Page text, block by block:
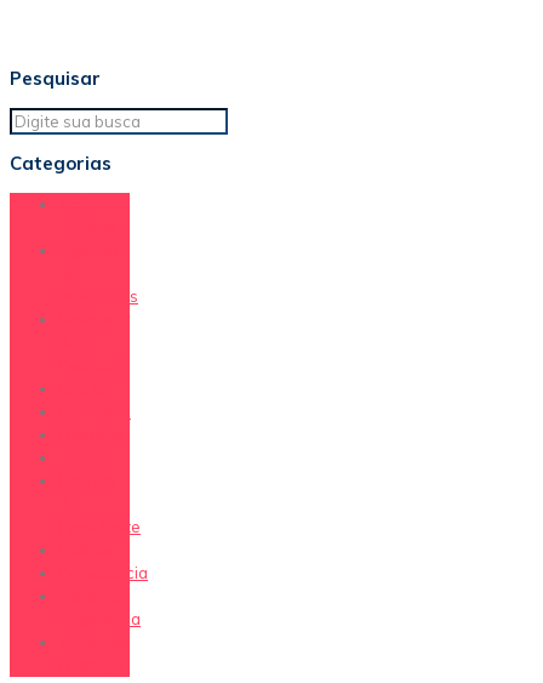
Pesquisar
Categorias
Atividades
Presidente
Previdência
Segurança